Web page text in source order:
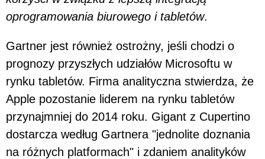
oprogramowania biurowego i tabletów.
Gartner jest również ostrożny, jeśli chodzi o
prognozy przyszłych udziałów Microsoftu w
rynku tabletów. Firma analityczna stwierdza, że
Apple pozostanie liderem na rynku tabletów
przynajmniej do 2014 roku. Gigant z Cupertino
dostarcza według Gartnera "jednolite doznania
na różnych platformach" i zdaniem analityków